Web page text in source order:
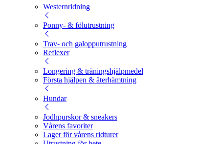
Westernridning
Ponny- & fölutrustning
Trav- och galopputrustning
Reflexer
Longering & träningshjälpmedel
Första hjälpen & återhämtning
Hundar
Jodhpurskor & sneakers
Vårens favoriter
Lager för vårens ridturer